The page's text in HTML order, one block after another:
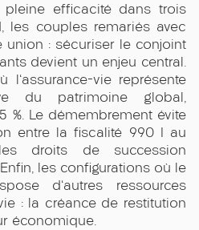
pleine efficacité dans trois
les couples remariés avec
union : sécuriser le conjoint
devient un enjeu central.
l'assurance-vie représente
du patrimoine global,
%. Le démembrement évite
entre la fiscalité 990 I au
droits de succession
les configurations où le
d'autres ressources
: la créance de restitution
économique.